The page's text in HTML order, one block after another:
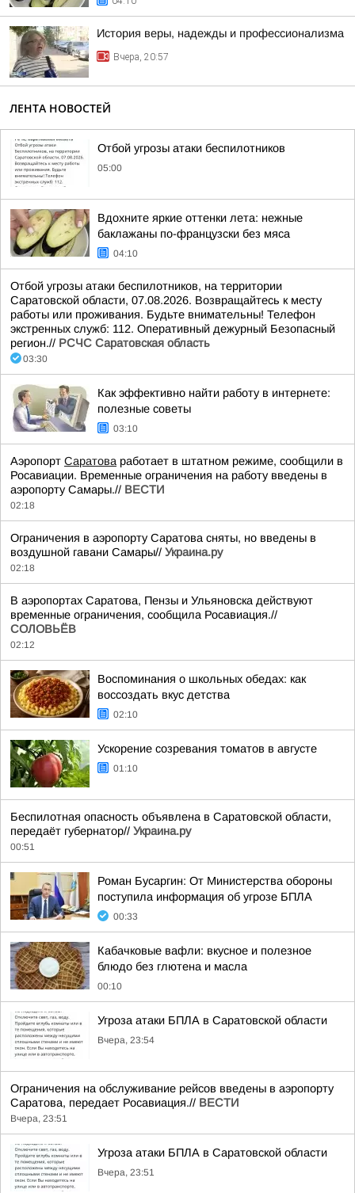
История веры, надежды и профессионализма
Вчера, 20:57
ЛЕНТА НОВОСТЕЙ
Отбой угрозы атаки беспилотников
05:00
Вдохните яркие оттенки лета: нежные
баклажаны по-французски без мяса
04:10
Отбой угрозы атаки беспилотников, на территории
Саратовской области, 07.08.2026. Возвращайтесь к месту
работы или проживания. Будьте внимательны! Телефон
экстренных служб: 112. Оперативный дежурный Безопасный
регион.// РСЧС Саратовская область
03:30
Как эффективно найти работу в интернете:
полезные советы
03:10
Аэропорт Саратова работает в штатном режиме, сообщили в
Росавиации. Временные ограничения на работу введены в
аэропорту Самары.// ВЕСТИ
02:18
Ограничения в аэропорту Саратова сняты, но введены в
воздушной гавани Самары// Украина.ру
02:18
В аэропортах Саратова, Пензы и Ульяновска действуют
временные ограничения, сообщила Росавиация.//
СОЛОВЬЁВ
02:12
Воспоминания о школьных обедах: как
воссоздать вкус детства
02:10
Ускорение созревания томатов в августе
01:10
Беспилотная опасность объявлена в Саратовской области,
передаёт губернатор// Украина.ру
00:51
Роман Бусаргин: От Министерства обороны
поступила информация об угрозе БПЛА
00:33
Кабачковые вафли: вкусное и полезное
блюдо без глютена и масла
00:10
Угроза атаки БПЛА в Саратовской области
Вчера, 23:54
Ограничения на обслуживание рейсов введены в аэропорту
Саратова, передает Росавиация.// ВЕСТИ
Вчера, 23:51
Угроза атаки БПЛА в Саратовской области
Вчера, 23:51